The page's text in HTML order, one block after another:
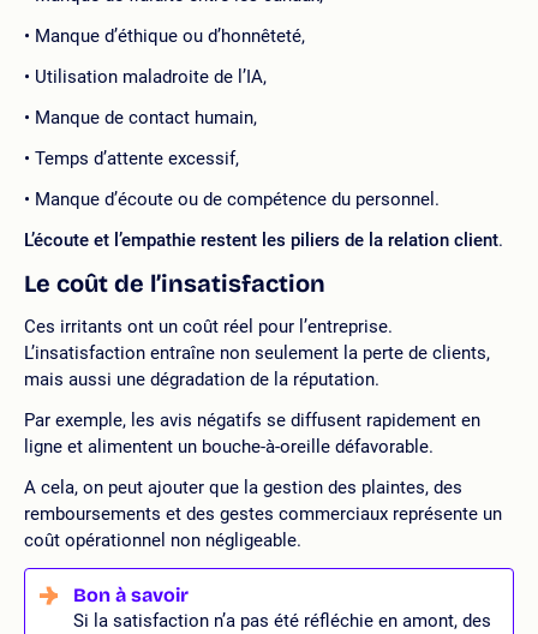
Manque d’éthique ou d’honnêteté,
Utilisation maladroite de l’IA,
Manque de contact humain,
Temps d’attente excessif,
Manque d’écoute ou de compétence du personnel.
L’écoute et l’empathie restent les piliers de la relation client.
Le coût de l’insatisfaction
Ces irritants ont un coût réel pour l’entreprise.
L’insatisfaction entraîne non seulement la perte de clients,
mais aussi une dégradation de la réputation.
Par exemple, les avis négatifs se diffusent rapidement en
ligne et alimentent un bouche-à-oreille défavorable.
A cela, on peut ajouter que la gestion des plaintes, des
remboursements et des gestes commerciaux représente un
coût opérationnel non négligeable.
Si la satisfaction n’a pas été réfléchie en amont, des